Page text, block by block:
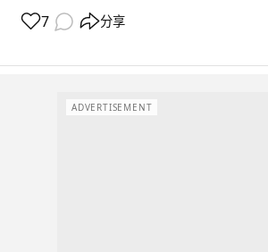
7 分享
ADVERTISEMENT